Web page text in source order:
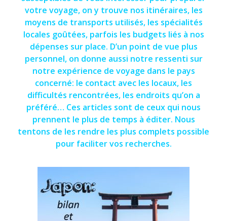
votre voyage, on y trouve nos itinéraires, les
moyens de transports utilisés, les spécialités
locales goûtées, parfois les budgets liés à nos
dépenses sur place. D’un point de vue plus
personnel, on donne aussi notre ressenti sur
notre expérience de voyage dans le pays
concerné: le contact avec les locaux, les
difficultés rencontrées, les endroits qu’on a
préféré… Ces articles sont de ceux qui nous
prennent le plus de temps à éditer. Nous
tentons de les rendre les plus complets possible
pour faciliter vos recherches.